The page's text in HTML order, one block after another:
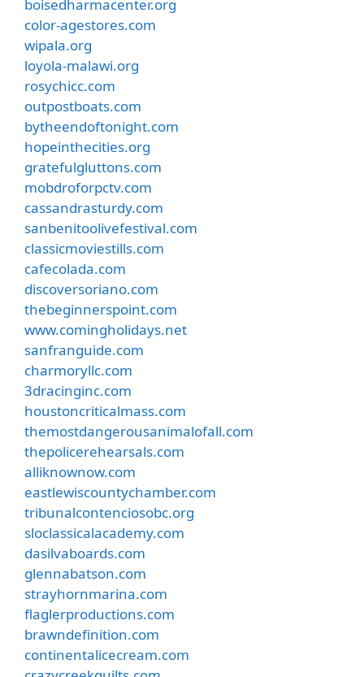
boisedharmacenter.org
color-agestores.com
wipala.org
loyola-malawi.org
rosychicc.com
outpostboats.com
bytheendoftonight.com
hopeinthecities.org
gratefulgluttons.com
mobdroforpctv.com
cassandrasturdy.com
sanbenitoolivefestival.com
classicmoviestills.com
cafecolada.com
discoversoriano.com
thebeginnerspoint.com
www.comingholidays.net
sanfranguide.com
charmoryllc.com
3dracinginc.com
houstoncriticalmass.com
themostdangerousanimalofall.com
thepolicerehearsals.com
alliknownow.com
eastlewiscountychamber.com
tribunalcontenciosobc.org
sloclassicalacademy.com
dasilvaboards.com
glennabatson.com
strayhornmarina.com
flaglerproductions.com
brawndefinition.com
continentalicecream.com